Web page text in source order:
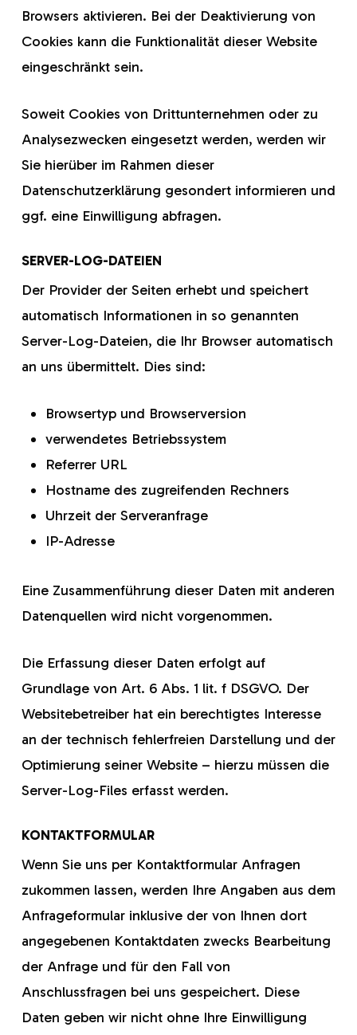
Browsers aktivieren. Bei der Deaktivierung von
Cookies kann die Funktionalität dieser Website
eingeschränkt sein.
Soweit Cookies von Drittunternehmen oder zu
Analysezwecken eingesetzt werden, werden wir
Sie hierüber im Rahmen dieser
Datenschutzerklärung gesondert informieren und
ggf. eine Einwilligung abfragen.
SERVER-LOG-DATEIEN
Der Provider der Seiten erhebt und speichert
automatisch Informationen in so genannten
Server-Log-Dateien, die Ihr Browser automatisch
an uns übermittelt. Dies sind:
Browsertyp und Browserversion
verwendetes Betriebssystem
Referrer URL
Hostname des zugreifenden Rechners
Uhrzeit der Serveranfrage
IP-Adresse
Eine Zusammenführung dieser Daten mit anderen
Datenquellen wird nicht vorgenommen.
Die Erfassung dieser Daten erfolgt auf
Grundlage von Art. 6 Abs. 1 lit. f DSGVO. Der
Websitebetreiber hat ein berechtigtes Interesse
an der technisch fehlerfreien Darstellung und der
Optimierung seiner Website – hierzu müssen die
Server-Log-Files erfasst werden.
KONTAKTFORMULAR
Wenn Sie uns per Kontaktformular Anfragen
zukommen lassen, werden Ihre Angaben aus dem
Anfrageformular inklusive der von Ihnen dort
angegebenen Kontaktdaten zwecks Bearbeitung
der Anfrage und für den Fall von
Anschlussfragen bei uns gespeichert. Diese
Daten geben wir nicht ohne Ihre Einwilligung